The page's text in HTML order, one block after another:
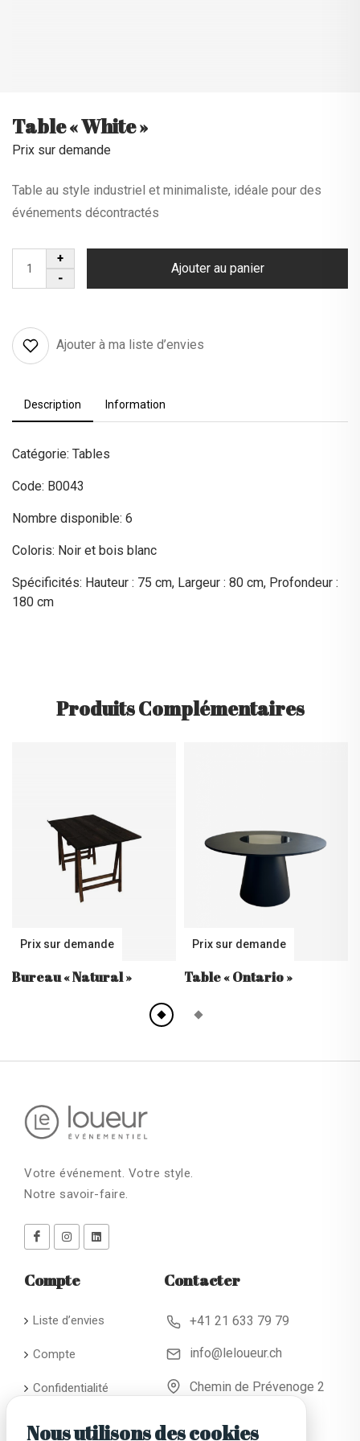
Table « White »
Prix sur demande
Table au style industriel et minimaliste, idéale pour des
événements décontractés
Ajouter au panier
Ajouter à ma liste d’envies
Description Information
Catégorie: Tables
Code: B0043
Nombre disponible: 6
Coloris: Noir et bois blanc
Spécificités: Hauteur : 75 cm, Largeur : 80 cm, Profondeur :
180 cm
Produits Complémentaires
Prix sur demande
Bureau« Natural »
Prix sur demande
Table« Ontario »
Votre événement. Votre style.
Notre savoir-faire.
Compte
Liste d’envies
Compte
Confidentialité
Contacter
+41 21 633 79 79
info@leloueur.ch
Chemin de Prévenoge 2
Nous utilisons des cookies